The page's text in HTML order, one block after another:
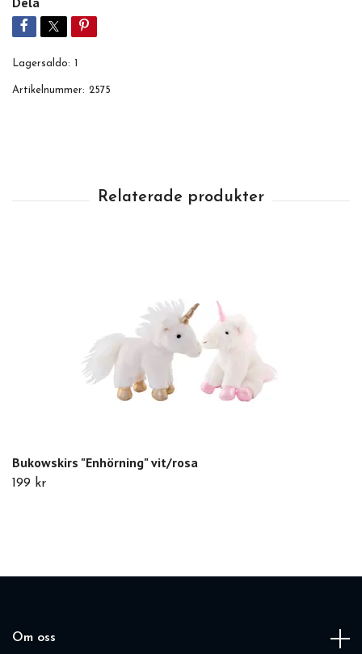
Lagersaldo: 1
Artikelnummer: 2575
Bukowskirs "Enhörning" vit/rosa
199 kr
Om oss